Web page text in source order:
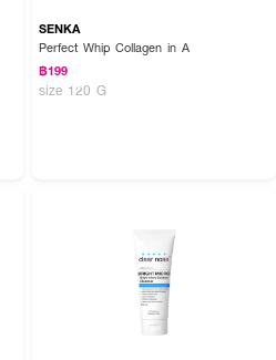
ฝ่ามือ ผสมน้ำเล็กน้อยให้เกิดฟอง แล้ว
SENKA
Perfect Whip Collagen in A
฿199
size 120 G